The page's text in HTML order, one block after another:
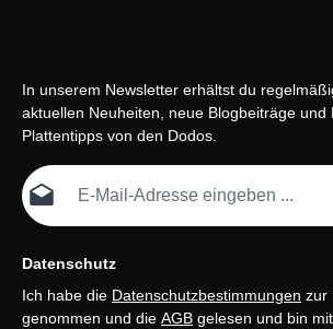
In unserem Newsletter erhältst du
aktuellen Neuheiten, neue Blogbeiträge und
Plattentipps von den Dodos.
E-Mail-Adresse*
Datenschutz
Ich habe die Datenschutzbestimmungen zur
genommen und die AGB gelesen und bin